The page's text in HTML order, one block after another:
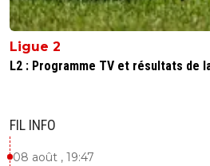
Ligue 2
L2 : Programme TV et résultats de
FIL INFO
08 août , 19:47